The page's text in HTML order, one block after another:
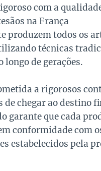
com a
na França
produzem todos os
técnicas
de gerações.
a rigorosos
de chegar ao destino
garante que cada
conformidade com
estabelecidos pela